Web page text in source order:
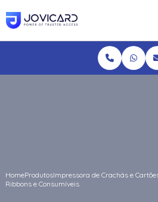
HomeProdutosImpressora de Crachás e
Ribbons e Consumíveis